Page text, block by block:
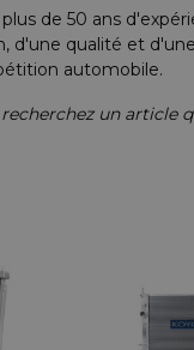
de 50 ans
d'une qualité et
automobile.
recherchez un article